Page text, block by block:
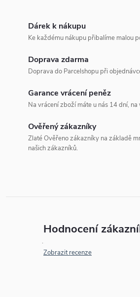
Dárek k nákupu
Ke každému nákupu přibalíme malou
Doprava zdarma
Doprava do Parcelshopu při
Garance vrácení peněz
Na vrácení zboží máte u nás 14 dní,
Ověřený zákazníky
Zlaté Ověřeno zákazníky na základě
našich zákazníků.
Hodnocení
Zobrazit recenze